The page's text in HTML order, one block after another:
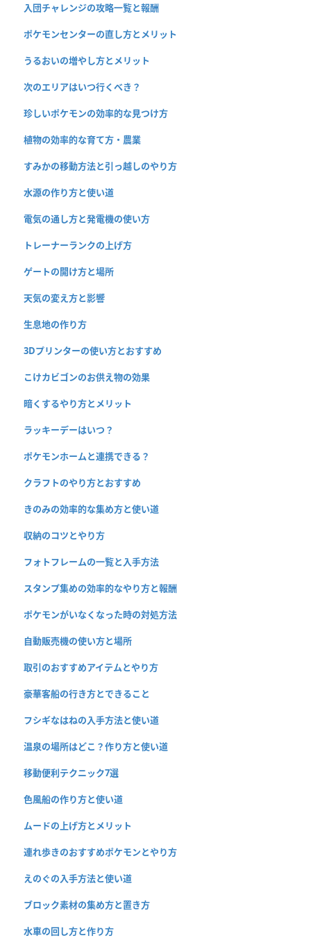
入団チャレンジの攻略一覧と報酬
ポケモンセンターの直し方とメリット
うるおいの増やし方とメリット
次のエリアはいつ行くべき？
珍しいポケモンの効率的な見つけ方
植物の効率的な育て方・農業
すみかの移動方法と引っ越しのやり方
水源の作り方と使い道
電気の通し方と発電機の使い方
トレーナーランクの上げ方
ゲートの開け方と場所
天気の変え方と影響
生息地の作り方
3Dプリンターの使い方とおすすめ
こけカビゴンのお供え物の効果
暗くするやり方とメリット
ラッキーデーはいつ？
ポケモンホームと連携できる？
クラフトのやり方とおすすめ
きのみの効率的な集め方と使い道
収納のコツとやり方
フォトフレームの一覧と入手方法
スタンプ集めの効率的なやり方と報酬
ポケモンがいなくなった時の対処方法
自動販売機の使い方と場所
取引のおすすめアイテムとやり方
豪華客船の行き方とできること
フシギなはねの入手方法と使い道
温泉の場所はどこ？作り方と使い道
移動便利テクニック7選
色風船の作り方と使い道
ムードの上げ方とメリット
連れ歩きのおすすめポケモンとやり方
えのぐの入手方法と使い道
ブロック素材の集め方と置き方
水車の回し方と作り方